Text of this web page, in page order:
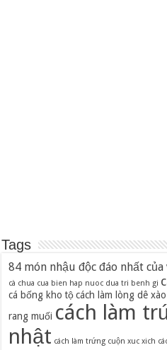
Tags
84 món nhậu độc đáo nhất
cà chua cua bien hap nuoc dua tri benh gi
cá bống kho tộ cách làm lòng dê
rang muối cách làm
nhật cách làm trứng cuộn xuc xich